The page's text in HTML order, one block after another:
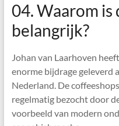
04. Waarom is
belangrijk?
Johan van Laarhoven
enorme bijdrage geleverd
Nederland. De
regelmatig bezocht door
voorbeeld van modern